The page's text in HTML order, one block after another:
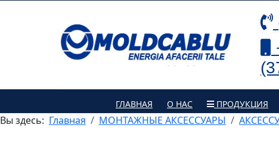
ГЛАВНАЯ О НАС ПРОДУКЦИЯ
Вы здесь: Главная МОНТАЖНЫЕ АКСЕССУАРЫ